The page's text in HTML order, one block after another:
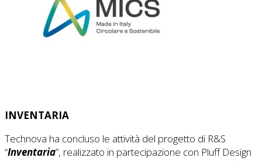
INVENTARIA
Technova ha concluso le attività del progetto di R&S
“Inventaria”, realizzato in partecipazione con Pluff Design